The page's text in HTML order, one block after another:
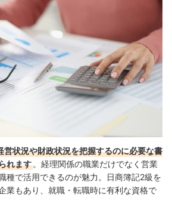
営状況や財政状況を把握するのに必要な書
れます 。経理関係の職業だけでなく営業
種で活用できるのが魅力。日商簿記2級を
業もあり、就職・転職時に有利な資格で